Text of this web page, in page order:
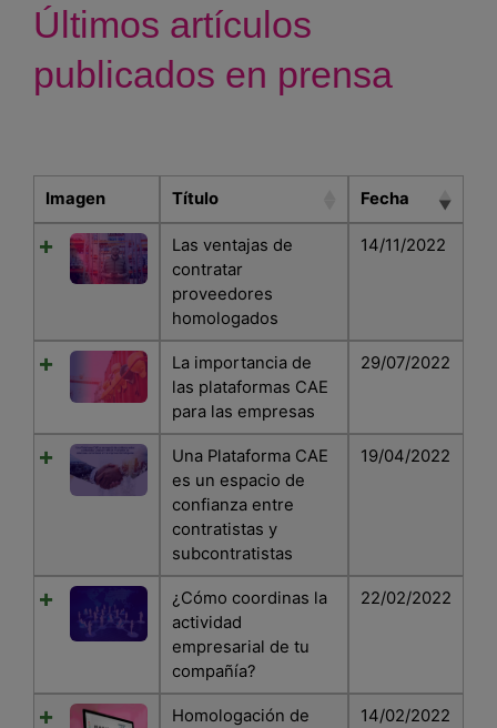
Blog
Recursos
Español
Hablemos
Últimos artículos
publicados en prensa
Imagen Título Fecha
Las ventajas de
contratar
proveedores
homologados
14/11/2022
La importancia de
las plataformas CAE
para las empresas
29/07/2022
Una Plataforma CAE
es un espacio de
confianza entre
contratistas y
subcontratistas
19/04/2022
¿Cómo coordinas la
actividad
empresarial de tu
compañía?
22/02/2022
Homologación de
14/02/2022